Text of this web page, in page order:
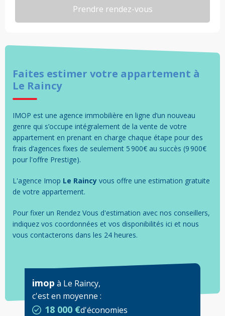
Faites estimer votre appartement à
Le Raincy
IMOP est une agence immobilière en ligne d’un nouveau
genre qui s’occupe intégralement de la vente de votre
appartement en prenant en charge chaque étape pour des
frais d’agences fixes de seulement 5 900€ au succès (9 900€
pour l'offre Prestige).
L'agence Imop Le Raincy vous offre une estimation gratuite
de votre appartement.
Pour fixer un Rendez Vous d'estimation avec nos conseillers,
indiquez vos coordonnées et vos disponibilités ici et nous
vous contacterons dans les 24 heures.
imop à Le Raincy,
c'est en moyenne :
18 000 €d'économies